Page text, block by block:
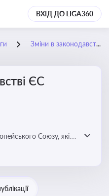
ВХІД ДО LIGA360
Зміни в законодавстві ЄС
ЄС
Союзу, які
міграції,
України в